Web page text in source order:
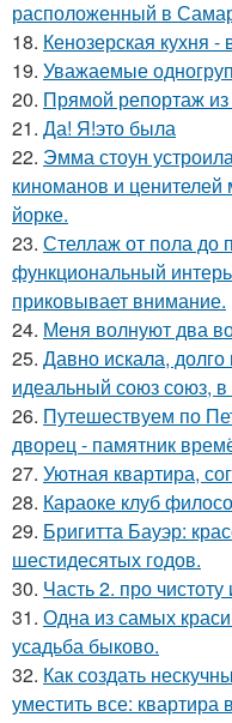
расположенный в
18. Кенозерская кухня
19. Уважаемые
20. Прямой репортаж
21. Да! Я!это была
22. Эмма стоун
киноманов и
йорке.
23. Стеллаж от пола до
функциональный
приковывает внимание.
24. Меня волнуют два
25. Давно искала,
идеальный союз союз, в
26. Путешествуем по
дворец - памятник
27. Уютная квартира,
28. Караоке клуб
29. Бригитта Бауэр:
шестидесятых годов.
30. Часть 2. про чистоту
31. Одна из самых
усадьба быково.
32. Как создать
уместить все: квартира